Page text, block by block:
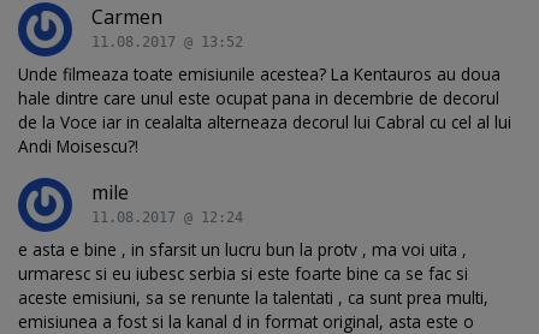
Carmen
11.08.2017 @ 13:52
Unde filmeaza toate emisiunile acestea? La Kentauros au doua
hale dintre care unul este ocupat pana in decembrie de decorul
de la Voce iar in cealalta alterneaza decorul lui Cabral cu cel al lui
Andi Moisescu?!
mile
11.08.2017 @ 12:24
e asta e bine , in sfarsit un lucru bun la protv , ma voi uita ,
urmaresc si eu iubesc serbia si este foarte bine ca se fac si
aceste emisiuni, sa se renunte la talentati , ca sunt prea multi,
emisiunea a fost si la kanal d in format original, asta este o